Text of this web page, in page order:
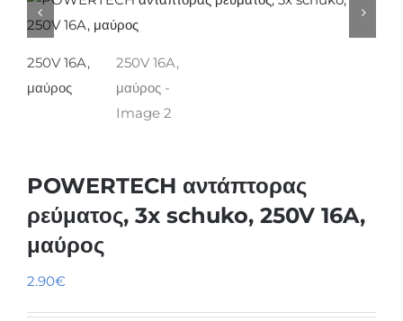
POWERTECH αντάπτορας
ρεύματος, 3x schuko, 250V 16A,
μαύρος
2.90€